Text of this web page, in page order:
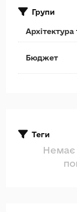
Групи
Бюджет
Теги
Немає